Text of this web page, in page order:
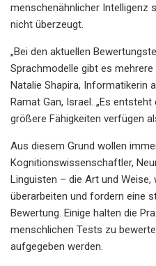
menschenähnlicher Intelligenz
nicht überzeugt.
„Bei den aktuellen
Sprachmodelle gibt es
Natalie Shapira, Informatikerin
Ramat Gan, Israel. „Es
größere Fähigkeiten verfügen
Aus diesem Grund wollen
Kognitionswissenschaftler,
Linguisten – die Art und Weise,
überarbeiten und fordern eine
Bewertung. Einige halten die
menschlichen Tests zu
aufgegeben werden.